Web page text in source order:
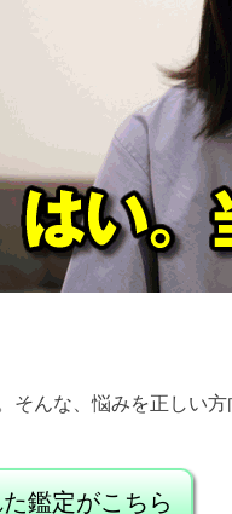
そんな、悩みを正しい方
鑑定がこちら